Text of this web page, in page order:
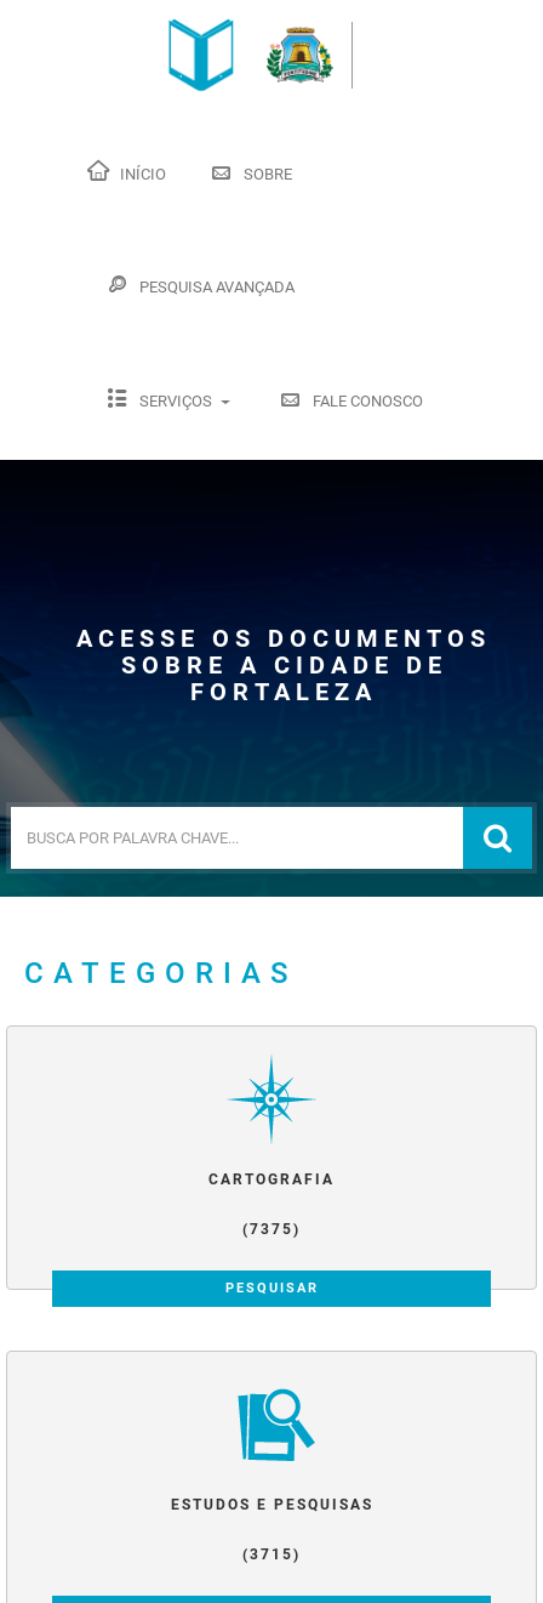
INÍCIO SOBRE
PESQUISA AVANÇADA
SERVIÇOS FALE CONOSCO
ACESSE OS DOCUMENTOS
SOBRE A CIDADE DE
FORTALEZA
CATEGORIAS
CARTOGRAFIA
(7375)
PESQUISAR
ESTUDOS E PESQUISAS
(3715)